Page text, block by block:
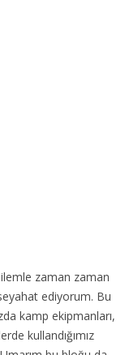
zaman zaman
ediyorum. Bu
kamp ekipmanları,
kullandığımız